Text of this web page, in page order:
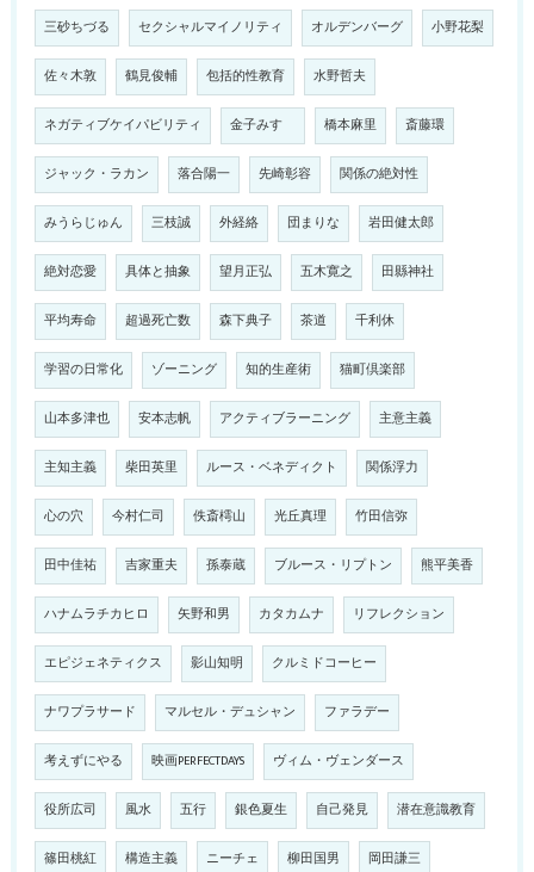
三砂ちづる セクシャルマイノリティ オルデンバーグ 小野花梨
佐々木敦 鶴見俊輔 包括的性教育 水野哲夫
ネガティブケイパビリティ 金子みすゞ 橋本麻里 斎藤環
ジャック・ラカン 落合陽一 先崎彰容 関係の絶対性
みうらじゅん 三枝誠 外経絡 団まりな 岩田健太郎
絶対恋愛 具体と抽象 望月正弘 五木寛之 田縣神社
平均寿命 超過死亡数 森下典子 茶道 千利休
学習の日常化 ゾーニング 知的生産術 猫町倶楽部
山本多津也 安本志帆 アクティブラーニング 主意主義
主知主義 柴田英里 ルース・ベネディクト 関係浮力
心の穴 今村仁司 佚斎樗山 光丘真理 竹田信弥
田中佳祐 吉家重夫 孫泰蔵 ブルース・リプトン 熊平美香
ハナムラチカヒロ 矢野和男 カタカムナ リフレクション
エピジェネティクス 影山知明 クルミドコーヒー
ナワプラサード マルセル・デュシャン ファラデー
考えずにやる 映画PERFECTDAYS ヴィム・ヴェンダース
役所広司 風水 五行 銀色夏生 自己発見 潜在意識教育
篠田桃紅 構造主義 ニーチェ 柳田国男 岡田謙三